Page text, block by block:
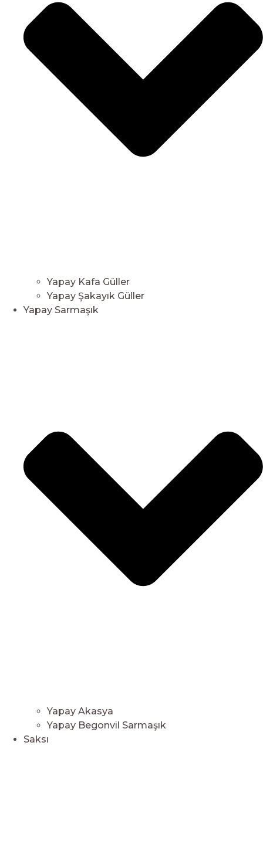
Yapay Kafa Güller
Yapay Şakayık Güller
Yapay Sarmaşık
Yapay Akasya
Yapay Begonvil Sarmaşık
Saksı